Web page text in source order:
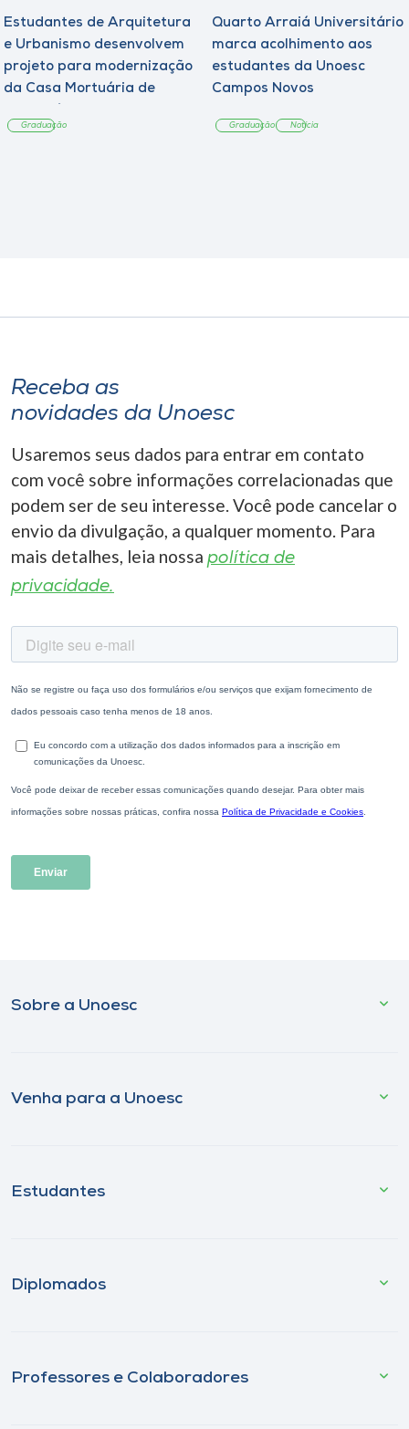
Estudantes de Arquitetura
e Urbanismo desenvolvem
projeto para modernização
da Casa Mortuária de
Graduação
Quarto Arraiá Universitário
marca acolhimento aos
estudantes da Unoesc
Campos Novos
Graduação Notícia
Receba as
novidades da Unoesc
Usaremos seus dados para entrar em contato
com você sobre informações correlacionadas que
podem ser de seu interesse. Você pode cancelar o
envio da divulgação, a qualquer momento. Para
mais detalhes, leia nossa política de
privacidade.
Sobre a Unoesc
Venha para a Unoesc
Estudantes
Diplomados
Professores e Colaboradores